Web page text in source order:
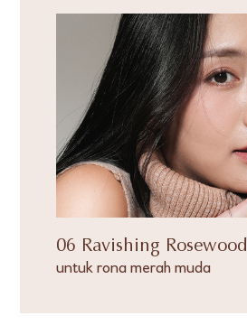
06 Ravishing Rosewood
untuk rona merah muda